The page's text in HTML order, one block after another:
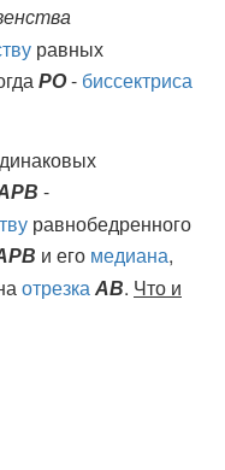
равных
РО- биссектриса
-
равнобедренного
и его медиана,
отрезкаАВ. Что и